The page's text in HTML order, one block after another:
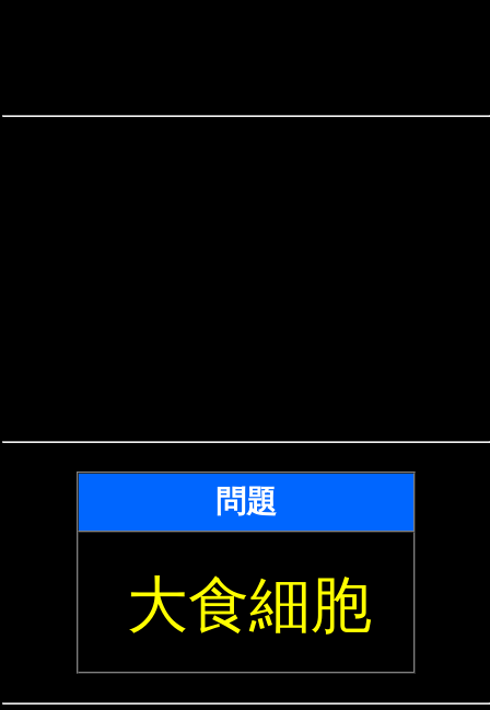
問題
大食細胞